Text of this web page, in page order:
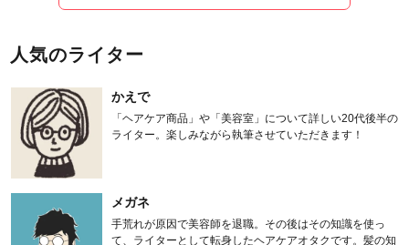
人気のライター
かえで
「ヘアケア商品」や「美容室」について詳しい20代後半の
ライター。楽しみながら執筆させていただきます！
メガネ
手荒れが原因で美容師を退職。その後はその知識を使っ
て、ライターとして転身したヘアケアオタクです。髪の知